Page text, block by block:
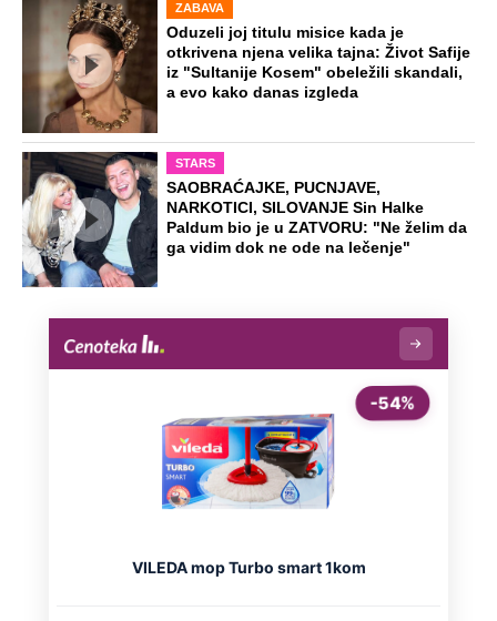
ZABAVA
Oduzeli joj titulu misice kada je
otkrivena njena velika tajna: Život Safije
iz "Sultanije Kosem" obeležili skandali,
a evo kako danas izgleda
STARS
SAOBRAĆAJKE, PUCNJAVE,
NARKOTICI, SILOVANJE Sin Halke
Paldum bio je u ZATVORU: "Ne želim da
ga vidim dok ne ode na lečenje"